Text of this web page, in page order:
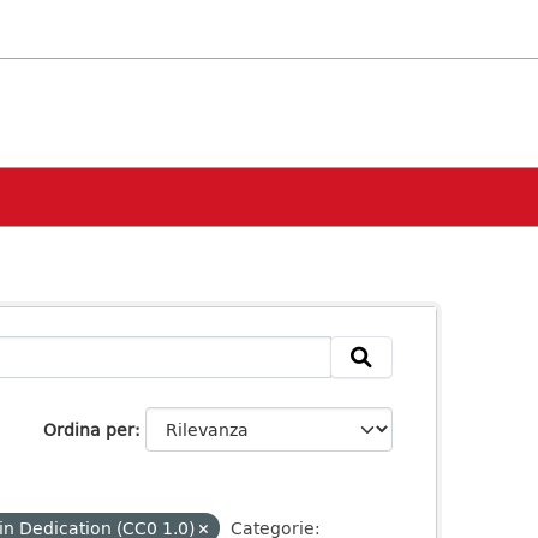
Ordina per
Dedication (CC0 1.0) Categorie: